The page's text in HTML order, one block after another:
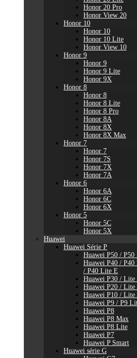
Honor 20 Pro
Honor View 20
Honor 10
Honor 10
Honor 10 Lite
Honor View 10
Honor 9
Honor 9
Honor 9 Lite
Honor 9X
Honor 8
Honor 8
Honor 8 Lite
Honor 8 Pro
Honor 8A
Honor 8X
Honor 8X Max
Honor 7
Honor 7
Honor 7S
Honor 7X
Honor 7A
Honor 6
Honor 6A
Honor 6C
Honor 6X
Honor 5
Honor 5C
Honor 5X
Huawei
Huawei Série P
Huawei P50 / P50
Huawei P40 /
/ P40 Lite E
Huawei P30 / Lite
Huawei P20 / Lite
Huawei P10 / Lite
Huawei P9 / P9
Huawei P8
Huawei P8 Max
Huawei P8 Lite
Huawei P7
Huawei P Smart
Huawei série G